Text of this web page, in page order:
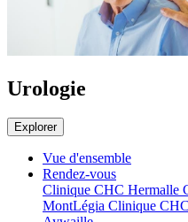
Urologie
Explorer
Vue d'ensemble
Rendez-vous
Clinique CHC Hermalle
MontLégia Clinique